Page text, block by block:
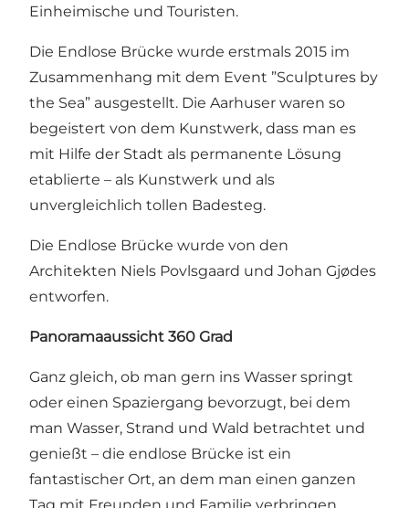
Einheimische und Touristen.
Die Endlose Brücke wurde erstmals 2015 im
Zusammenhang mit dem Event ”Sculptures by
the Sea” ausgestellt. Die Aarhuser waren so
begeistert von dem Kunstwerk, dass man es
mit Hilfe der Stadt als permanente Lösung
etablierte – als Kunstwerk und als
unvergleichlich tollen Badesteg.
Die Endlose Brücke wurde von den
Architekten Niels Povlsgaard und Johan Gjødes
entworfen.
Panoramaaussicht 360 Grad
Ganz gleich, ob man gern ins Wasser springt
oder einen Spaziergang bevorzugt, bei dem
man Wasser, Strand und Wald betrachtet und
genießt – die endlose Brücke ist ein
fantastischer Ort, an dem man einen ganzen